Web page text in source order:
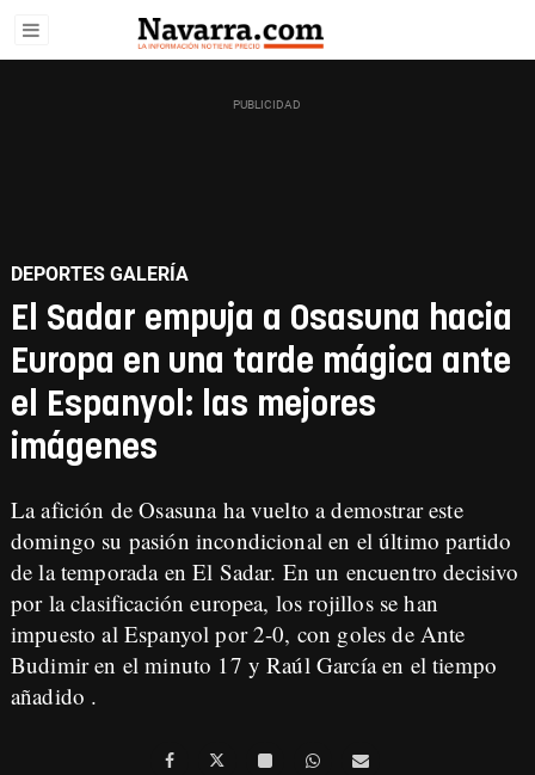
DEPORTES GALERÍA
El Sadar empuja a Osasuna hacia
Europa en una tarde mágica ante
el Espanyol: las mejores
imágenes
La afición de Osasuna ha vuelto a demostrar este
domingo su pasión incondicional en el último partido
de la temporada en El Sadar. En un encuentro decisivo
por la clasificación europea, los rojillos se han
impuesto al Espanyol por 2-0, con goles de Ante
Budimir en el minuto 17 y Raúl García en el tiempo
añadido .